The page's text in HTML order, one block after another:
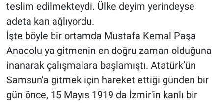
teslim edilmekteydi. Ülke deyim yerindeyse
adeta kan ağlıyordu.
İşte böyle bir ortamda Mustafa Kemal Paşa
Anadolu ya gitmenin en doğru zaman olduğuna
inanarak çalışmalara başlamıştı. Atatürk’ün
Samsun'a gitmek için hareket ettiği günden bir
gün önce, 15 Mayıs 1919 da İzmir'in kanlı bir